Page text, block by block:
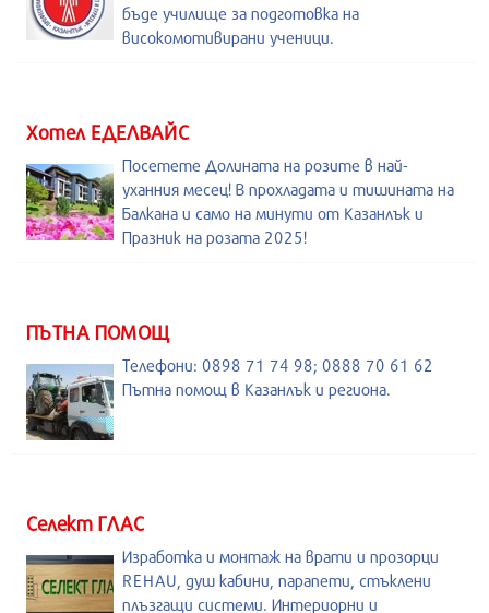
бъде училище за подготовка на
високомотивирани ученици.
Хотел ЕДЕЛВАЙС
Посетете Долината на розите в най-
уханния месец! В прохладата и тишината на
Балкана и само на минути от Казанлък и
Празник на розата 2025!
ПЪТНА ПОМОЩ
Телефони: 0898 71 74 98; 0888 70 61 62
Пътна помощ в Казанлък и региона.
Селект ГЛАС
Изработка и монтаж на врати и прозорци
REHAU, душ кабини, парапети, стъклени
плъзгащи системи. Интериорни и